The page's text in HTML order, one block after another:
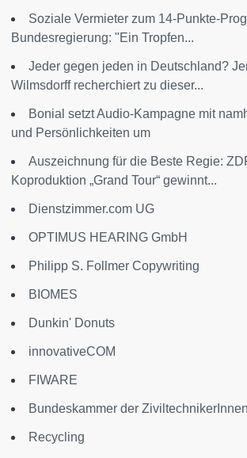
Soziale Vermieter zum 14-Punkte-
Bundesregierung: "Ein Tropfen...
Jeder gegen jeden in Deutschland?
Wilmsdorff recherchiert zu dieser...
Bonial setzt Audio-Kampagne mit
und Persönlichkeiten um
Auszeichnung für die Beste Regie:
Koproduktion „Grand Tour“ gewinnt...
Dienstzimmer.com UG
OPTIMUS HEARING GmbH
Philipp S. Follmer Copywriting
BIOMES
Dunkin' Donuts
innovativeCOM
FIWARE
Bundeskammer der ZiviltechnikerInnen
Recycling